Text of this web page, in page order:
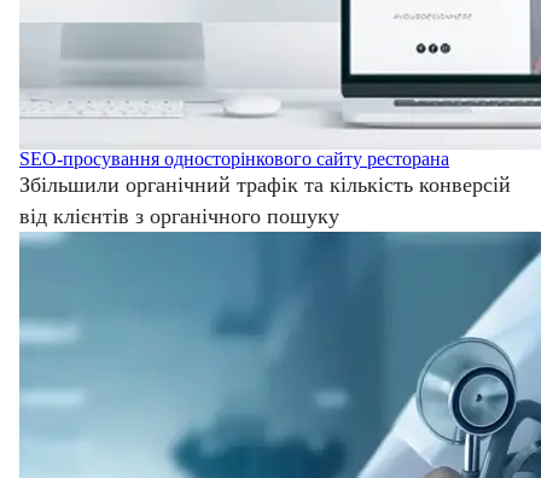
SEO-просування односторінкового сайту ресторана
Збільшили органічний трафік та кількість конверсій
від клієнтів з органічного пошуку